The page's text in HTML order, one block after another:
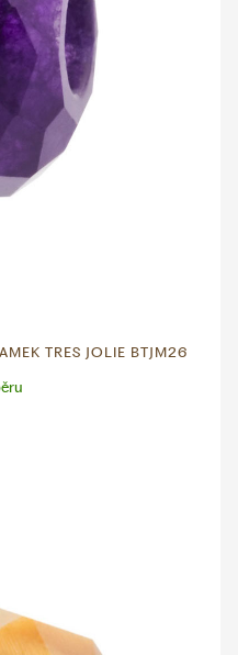
TRES JOLIE BTJM26